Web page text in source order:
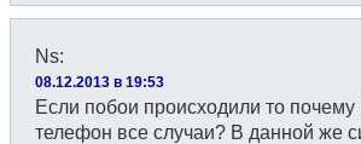
Ns:
08.12.2013 в 19:53
Если побои происходили то
телефон все случаи? В данной же